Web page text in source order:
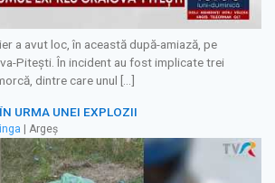
a avut loc, în această după-amiază, pe
Pitești. În incident au fost implicate trei
dintre care unul […]
URMA UNEI EXPLOZII
| Argeș